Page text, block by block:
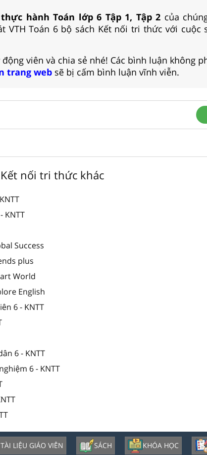
hành Toán lớp 6 Tập 1, Tập 2 của
VTH Toán 6 bộ sách Kết nối tri thức với cuộc
viên và chia sẻ nhé! Các bình luận không
trang web sẽ bị cấm bình luận vĩnh viễn.
nối tri thức khác
KNTT
Success
plus
World
English
6 - KNTT
6 - KNTT
6 - KNTT
TÀI LIỆU GIÁO VIÊN SÁCH KHÓA HỌC